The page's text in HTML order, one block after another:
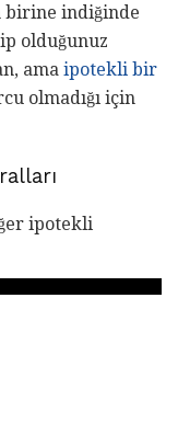
birine indiğinde
olduğunuz
ama ipotekli bir
olmadığı için
ipotekli